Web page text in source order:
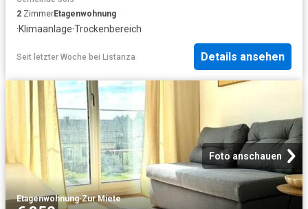
2 ZimmerEtagenwohnung
·Klimaanlage·Trockenbereich
Seit letzter Woche bei Listanza Details ansehen
Foto anschauen
Etagenwohnung·Zur Miete